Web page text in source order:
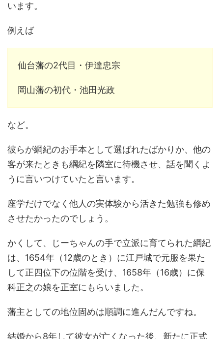
います。
例えば
仙台藩の2代目・伊達忠宗
岡山藩の初代・池田光政
など。
彼らが綱紀のお手本として選ばれたばかりか、他の
客が来たときも綱紀を隣室に待機させ、話を聞くよ
うに言いつけていたと言います。
座学だけでなく他人の実体験から活きた勉強も修め
させたかったのでしょう。
かくして、じーちゃんの手で立派に育てられた綱紀
は、1654年（12歳のとき）に江戸城で元服を果た
して正四位下の位階を受け、1658年（16歳）に保
科正之の娘を正室にもらいました。
藩主としての地位固めは順調に進んだんですね。
結婚から8年して彼女が亡くなった後、新たに正式